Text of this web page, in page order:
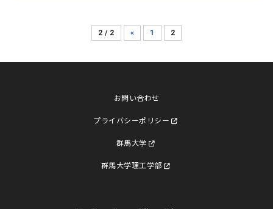
2 / 2 « 1 2
お問い合わせ
プライバシーポリシー
群馬大学
群馬大学理工学部